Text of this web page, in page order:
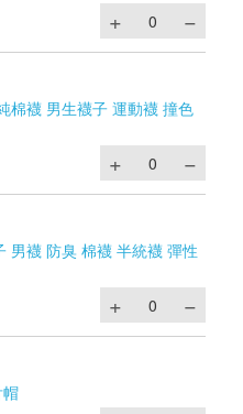
棉襪 男生襪子 運動襪 撞色
男襪 防臭 棉襪 半統襪 彈性